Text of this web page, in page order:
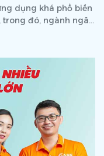
dụng khá phổ biến
trong đó, ngành ngân
sẽ lựa chọn một
đâu là những màu
phục ngân hàng?